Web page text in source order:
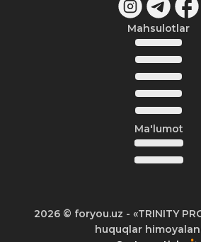
Mahsulotlar
Ma'lumot
2026© foryou.uz - «TRINITY
huquqlar